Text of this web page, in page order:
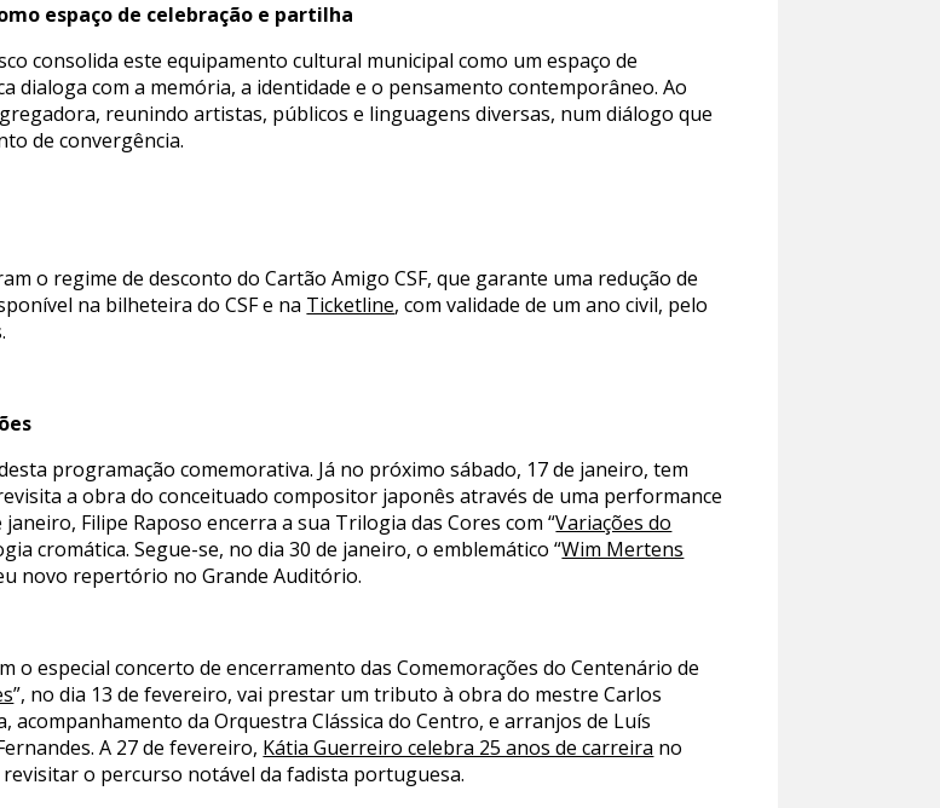
espaço de celebração e partilha
consolida este equipamento cultural municipal como um espaço de
dialoga com a memória, a identidade e o pensamento contemporâneo. Ao
reunindo artistas, públicos e linguagens diversas, num diálogo que
de convergência.
o regime de desconto do Cartão Amigo CSF, que garante uma redução de
na bilheteira do CSF e na Ticketline, com validade de um ano civil, pelo
programação comemorativa. Já no próximo sábado, 17 de janeiro, tem
a obra do conceituado compositor japonês através de uma performance
Filipe Raposo encerra a sua Trilogia das Cores com “Variações do
cromática. Segue-se, no dia 30 de janeiro, o emblemático “Wim Mertens
novo repertório no Grande Auditório.
o especial concerto de encerramento das Comemorações do Centenário de
”, no dia 13 de fevereiro, vai prestar um tributo à obra do mestre Carlos
da Orquestra Clássica do Centro, e arranjos de Luís
A 27 de fevereiro, Kátia Guerreiro celebra 25 anos de carreira no
o percurso notável da fadista portuguesa.